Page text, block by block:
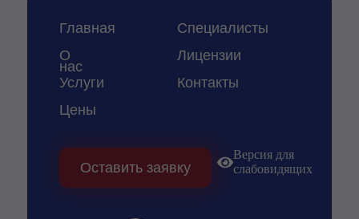
Главная
Специалисты
О
нас
Лицензии
Услуги
Цены
Контакты
Оставить заявку
Версия для
слабовидящих